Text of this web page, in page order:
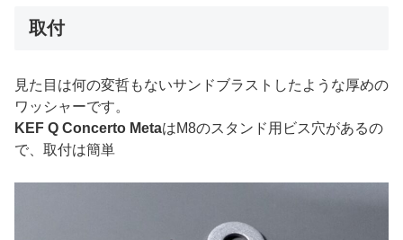
取付
見た目は何の変哲もないサンドブラストしたような厚めの
ワッシャーです。
KEF Q Concerto MetaはM8のスタンド用ビス穴があるの
で、取付は簡単